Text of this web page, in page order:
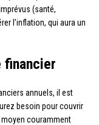
(santé,
l’inflation, qui aura un
financier
annuels, il est
besoin pour couvrir
couramment